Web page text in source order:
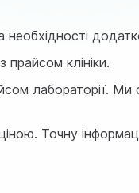
необхідності
прайсом клініки.
лабораторії.
Точну